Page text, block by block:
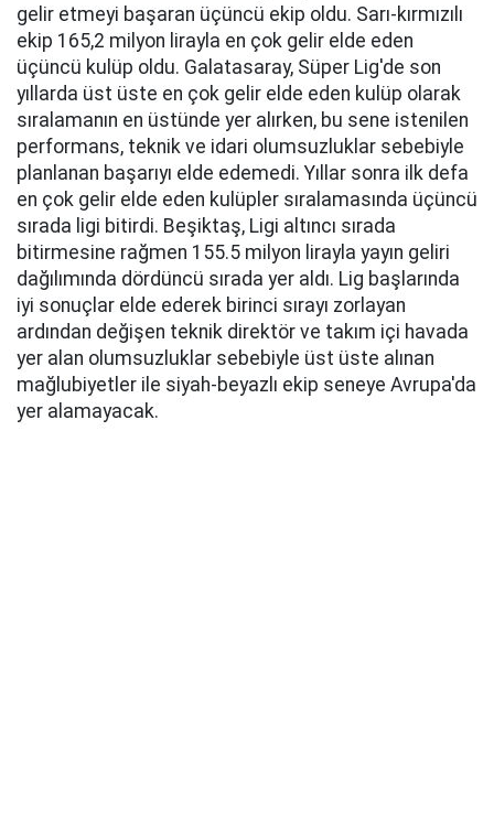
gelir etmeyi başaran üçüncü ekip oldu. Sarı-kırmızılı
ekip 165,2 milyon lirayla en çok gelir elde eden
üçüncü kulüp oldu. Galatasaray, Süper Lig'de son
yıllarda üst üste en çok gelir elde eden kulüp olarak
sıralamanın en üstünde yer alırken, bu sene istenilen
performans, teknik ve idari olumsuzluklar sebebiyle
planlanan başarıyı elde edemedi. Yıllar sonra ilk defa
en çok gelir elde eden kulüpler sıralamasında üçüncü
sırada ligi bitirdi. Beşiktaş, Ligi altıncı sırada
bitirmesine rağmen 155.5 milyon lirayla yayın geliri
dağılımında dördüncü sırada yer aldı. Lig başlarında
iyi sonuçlar elde ederek birinci sırayı zorlayan
ardından değişen teknik direktör ve takım içi havada
yer alan olumsuzluklar sebebiyle üst üste alınan
mağlubiyetler ile siyah-beyazlı ekip seneye Avrupa'da
yer alamayacak.